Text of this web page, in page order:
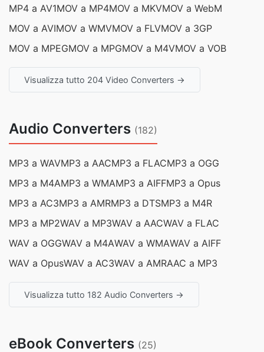
MP4 a AV1MOV a MP4MOV a MKVMOV a WebM
MOV a AVIMOV a WMVMOV a FLVMOV a 3GP
MOV a MPEGMOV a MPGMOV a M4VMOV a VOB
Visualizza tutto 204 Video Converters →
Audio Converters (182)
MP3 a WAVMP3 a AACMP3 a FLACMP3 a OGG
MP3 a M4AMP3 a WMAMP3 a AIFFMP3 a Opus
MP3 a AC3MP3 a AMRMP3 a DTSMP3 a M4R
MP3 a MP2WAV a MP3WAV a AACWAV a FLAC
WAV a OGGWAV a M4AWAV a WMAWAV a AIFF
WAV a OpusWAV a AC3WAV a AMRAAC a MP3
Visualizza tutto 182 Audio Converters →
eBook Converters (25)